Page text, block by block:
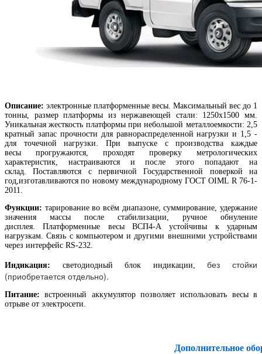
Описание: электронные платформенные весы. Максимальный вес до 1
тонны, размер платформы из нержавеющей стали: 1250х1500 мм.
Уникальная жесткость платформы при небольшой металлоемкости: 2,5
кратный запас прочности для равнораспределенной нагрузки и 1,5 -
для точечной нагрузки. При выпуске с производства каждые
весы прогружаются, проходят проверку метрологических
характеристик, настраиваются и после этого попадают на
склад. Поставляются с первичной Государственной поверкой на
год,изготавливаются по новому международному ГОСТ OIML R 76-1-
2011.
Функции: тарирование во всём диапазоне, суммирование, удержание
значения массы после стабилизации, ручное обнуление
дисплея. Платформенные весы ВСП4-А устойчивы к ударным
нагрузкам. Связь с компьютером и другими внешними устройствами
через интерфейс RS-232.
Индикация: светодиодный блок индикации,без стойки
(приобретается отдельно).
Питание:встроенный аккумулятор позволяет использовать весы в
отрыве от электросети.
Дополнительное